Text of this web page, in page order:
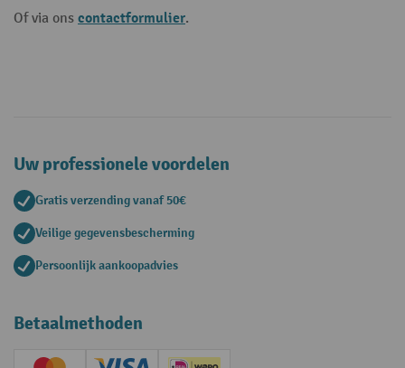
Of via ons contactformulier.
Uw professionele voordelen
Gratis verzending vanaf 50€
Veilige gegevensbescherming
Persoonlijk aankoopadvies
Betaalmethoden